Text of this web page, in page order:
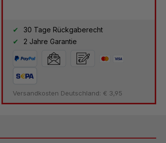
30 Tage Rückgaberecht
2 Jahre Garantie
Versandkosten Deutschland: € 3,95